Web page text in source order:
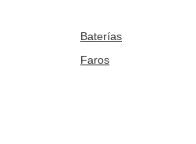
Baterías
Faros